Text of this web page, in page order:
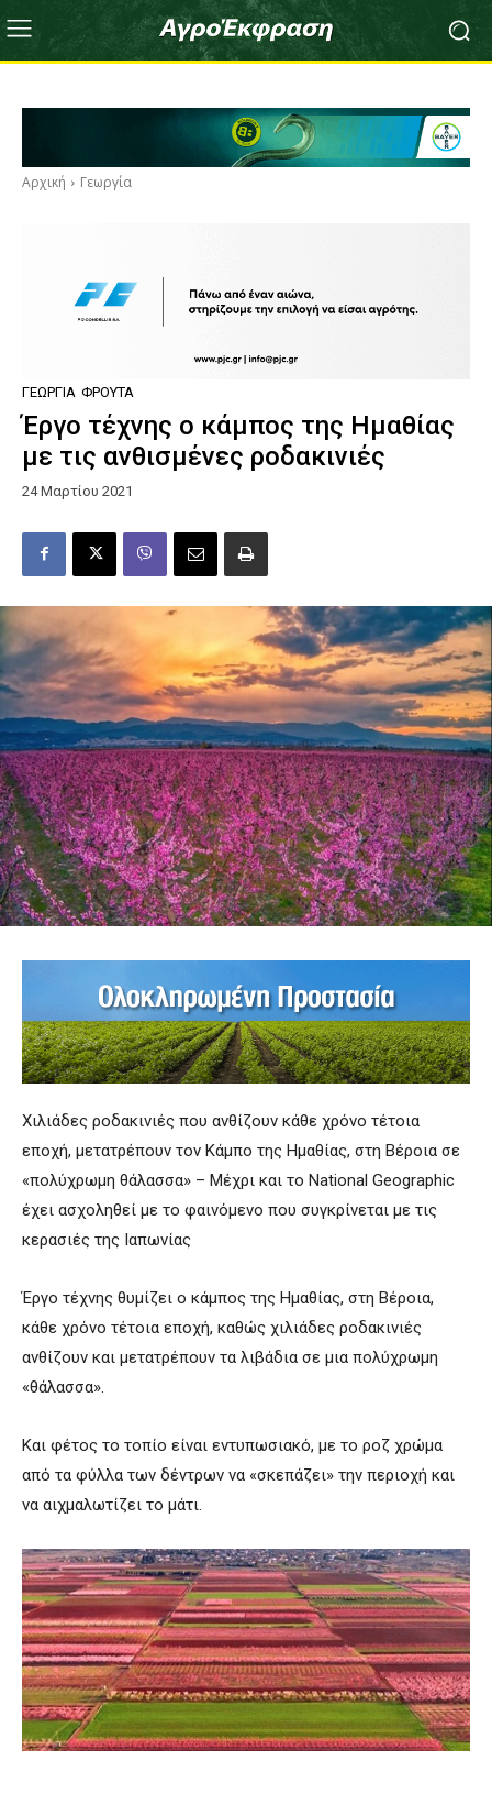
Αρχική Γεωργία
ΓΕΩΡΓΊΑ ΦΡΟΎΤΑ
Έργο τέχνης ο κάμπος της Ημαθίας
με τις ανθισμένες ροδακινιές
24 Μαρτίου 2021
Χιλιάδες ροδακινιές που ανθίζουν κάθε χρόνο τέτοια
εποχή, μετατρέπουν τον Κάμπο της Ημαθίας, στη Βέροια σε
«πολύχρωμη θάλασσα» – Μέχρι και το National Geographic
έχει ασχοληθεί με το φαινόμενο που συγκρίνεται με τις
κερασιές της Ιαπωνίας
Έργο τέχνης θυμίζει ο κάμπος της Ημαθίας, στη Βέροια,
κάθε χρόνο τέτοια εποχή, καθώς χιλιάδες ροδακινιές
ανθίζουν και μετατρέπουν τα λιβάδια σε μια πολύχρωμη
«θάλασσα».
Και φέτος το τοπίο είναι εντυπωσιακό, με το ροζ χρώμα
από τα φύλλα των δέντρων να «σκεπάζει» την περιοχή και
να αιχμαλωτίζει το μάτι.